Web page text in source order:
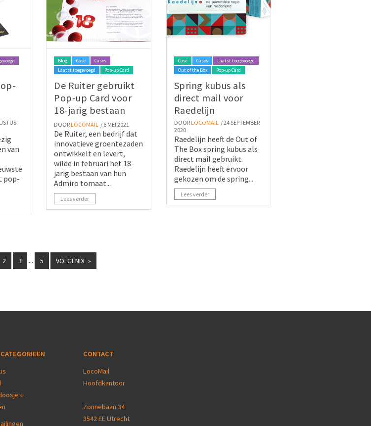
van
pop-
Blog Case
Cases
Laatst toegevoegd
Pop-up Card
De Ruiter gebruikt
Pop-up Card voor
18-jarig bestaan
DOOR LOCOMAIL / 6 MEI 2021
De Ruiter, een bedrijf dat
innovatieve groentezaden
ontwikkelt en levert,
wilde in februari het 18-
jarig bestaan van hun
Admiro tomaat...
Lees verder
Case Cases
Laatst toegevoegd
Out of the Box
Pop-up Card
Spring kubus als
direct mail voor
Raedelijn
DOOR LOCOMAIL / 24 SEPTEMBER
2020
Raedelijn heeft de Out of
The Box spring kubus als
direct mail gebruikt.
Raedelijn heeft ervoor
gekozen om de spring...
Lees verder
2 3 ... 5 VOLGENDE »
+
CONTACT
LocoMail
Hoofdkantoor
Zonnebaan 34
3542 EE Utrecht